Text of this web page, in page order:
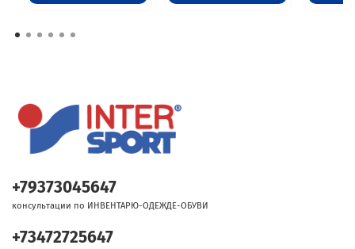
+79373045647
консультации по ИНВЕНТАРЮ-ОДЕЖДЕ-ОБУВИ
+73472725647